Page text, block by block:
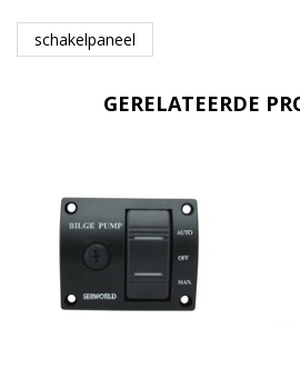
schakelpaneel
GERELATEERDE